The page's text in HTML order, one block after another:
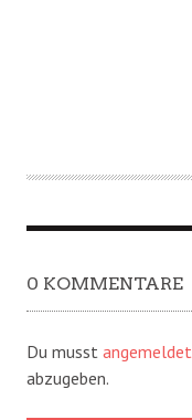
0 KOMMENTARE
Du musst angemeldet
abzugeben.